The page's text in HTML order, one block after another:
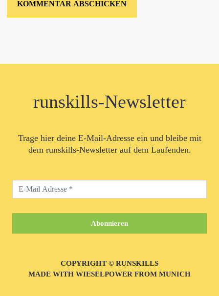
runskills-Newsletter
Trage hier deine E-Mail-Adresse ein und bleibe mit
dem runskills-Newsletter auf dem Laufenden.
COPYRIGHT © RUNSKILLS
MADE WITH WIESELPOWER FROM MUNICH